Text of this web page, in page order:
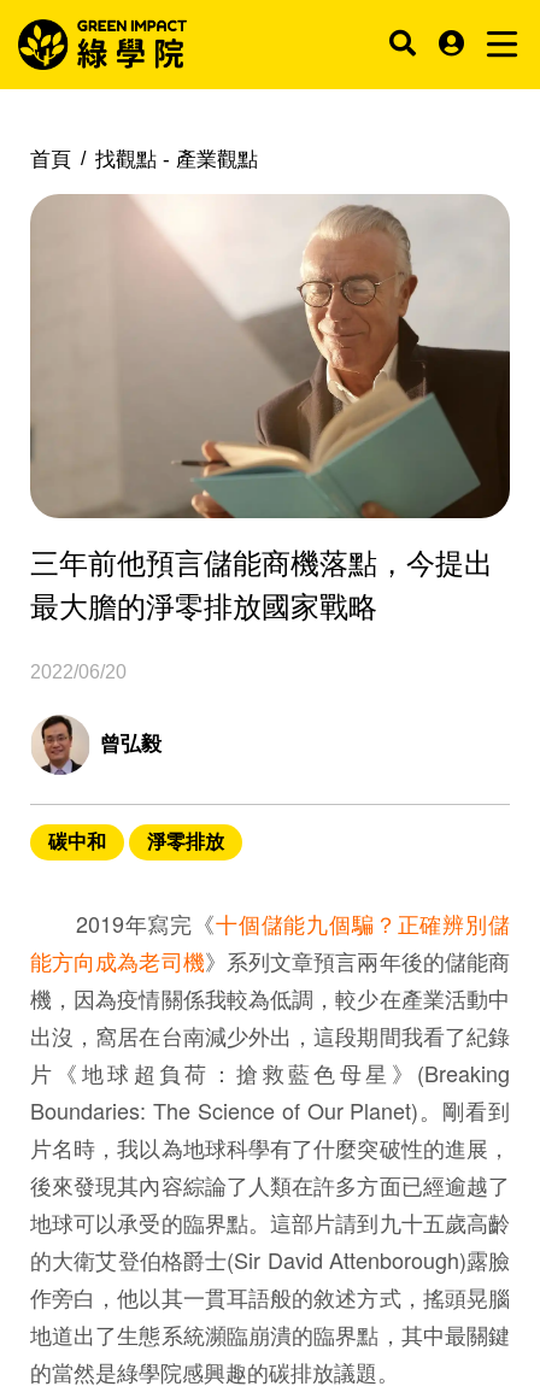
首頁 找觀點 - 產業觀點
三年前他預言儲能商機落點，今提出
最大膽的淨零排放國家戰略
2022/06/20
曾弘毅
碳中和 淨零排放
2019年寫完《十個儲能九個騙？正確辨別儲
能方向成為老司機》系列文章預言兩年後的儲能商
機，因為疫情關係我較為低調，較少在產業活動中
出沒，窩居在台南減少外出，這段期間我看了紀錄
片《地球超負荷：搶救藍色母星》(Breaking
Boundaries: The Science of Our Planet)。剛看到
片名時，我以為地球科學有了什麼突破性的進展，
後來發現其內容綜論了人類在許多方面已經逾越了
地球可以承受的臨界點。這部片請到九十五歲高齡
的大衛艾登伯格爵士(Sir David Attenborough)露臉
作旁白，他以其一貫耳語般的敘述方式，搖頭晃腦
地道出了生態系統瀕臨崩潰的臨界點，其中最關鍵
的當然是綠學院感興趣的碳排放議題。